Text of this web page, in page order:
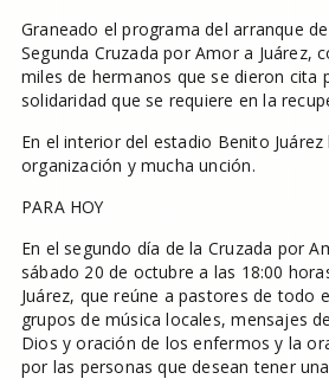
Graneado el programa del arranque
Segunda Cruzada por Amor a Juárez,
miles de hermanos que se dieron cita
solidaridad que se requiere en la
En el interior del estadio Benito
organización y mucha unción.
PARA HOY
En el segundo día de la Cruzada por
sábado 20 de octubre a las 18:00
Juárez, que reúne a pastores de todo
grupos de música locales, mensajes
Dios y oración de los enfermos y la
por las personas que desean tener